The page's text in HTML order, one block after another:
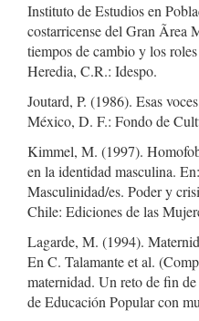
Instituto de Estudios en
costarricense del Gran Ãrea
tiempos de cambio y los
Heredia, C.R.: Idespo.
Joutard, P. (1986). Esas
México, D. F.: Fondo de
Kimmel, M. (1997).
en la identidad masculina.
Masculinidad/es. Poder y
Chile: Ediciones de las
Lagarde, M. (1994).
En C. Talamante et al.
maternidad. Un reto de fin
de Educación Popular con